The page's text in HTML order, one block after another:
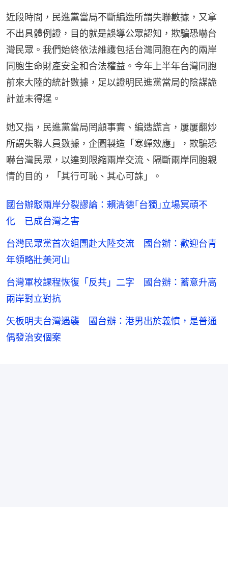
近段時間，民進黨當局不斷編造所謂失聯數據，又拿
不出具體例證，目的就是誤導公眾認知，欺騙恐嚇台
灣民眾。我們始終依法維護包括台灣同胞在內的兩岸
同胞生命財產安全和合法權益。今年上半年台灣同胞
前來大陸的統計數據，足以證明民進黨當局的陰謀詭
計並未得逞。
她又指，民進黨當局罔顧事實、編造謊言，屢屢翻炒
所謂失聯人員數據，企圖製造「寒蟬效應」，欺騙恐
嚇台灣民眾，以達到限縮兩岸交流、隔斷兩岸同胞親
情的目的，「其行可恥、其心可誅」。
國台辦駁兩岸分裂謬論：賴清德｢台獨｣立場冥頑不
化 已成台灣之害
台灣民眾黨首次組團赴大陸交流 國台辦：歡迎台青
年領略壯美河山
台灣軍校課程恢復「反共」二字 國台辦：蓄意升高
兩岸對立對抗
矢板明夫台灣遇襲 國台辦：港男出於義憤，是普通
偶發治安個案